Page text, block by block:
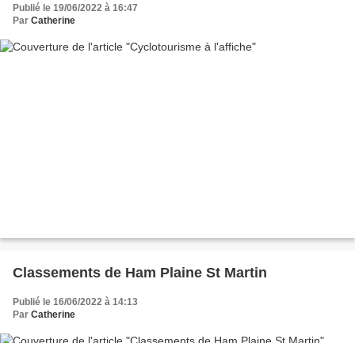
Publié le 19/06/2022 à 16:47
Par Catherine
Classements de Ham Plaine St Martin
Publié le 16/06/2022 à 14:13
Par Catherine